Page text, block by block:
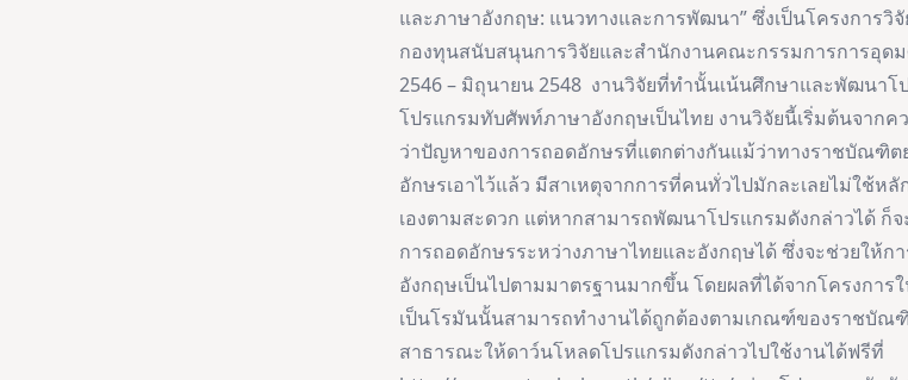
และภาษาอังกฤษ: แนวทางและการพัฒนา” ซึ่งเป็นโครงการ
กองทุนสนับสนุนการวิจัยและสำนักงานคณะกรรมการการอุด
2546 – มิถุนายน 2548 งานวิจัยที่ทำนั้นเน้นศึกษาและพัฒนาโ
โปรแกรมทับศัพท์ภาษาอังกฤษเป็นไทย งานวิจัยนี้เริ่มต้นจากค
ว่าปัญหาของการถอดอักษรที่แตกต่างกันแม้ว่าทางราชบัณฑิต
อักษรเอาไว้แล้ว มีสาเหตุจากการที่คนทั่วไปมักละเลยไม่ใช้ห
เองตามสะดวก แต่หากสามารถพัฒนาโปรแกรมดังกล่าวได้ ก็
การถอดอักษรระหว่างภาษาไทยและอังกฤษได้ ซึ่งจะช่วยให้ก
อังกฤษเป็นไปตามมาตรฐานมากขึ้น โดยผลที่ได้จากโครงกา
เป็นโรมันนั้นสามารถทำงานได้ถูกต้องตามเกณฑ์ของราชบัณ
สาธารณะให้ดาว์นโหลดโปรแกรมดังกล่าวไปใช้งานได้ฟรีที่